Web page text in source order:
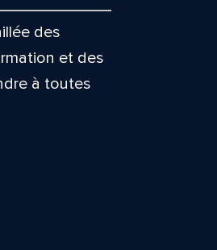
des
et des
à toutes